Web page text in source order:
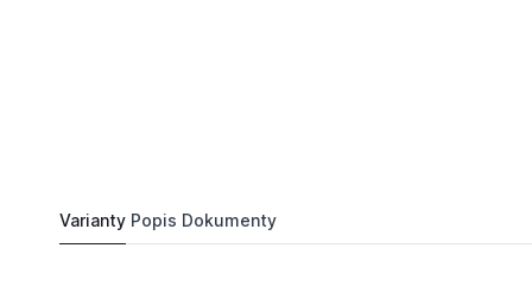
Varianty Popis Dokumenty